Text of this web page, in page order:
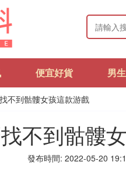
便宜好貨 男
不到骷髏女孩這款游戲
不到骷髏
發布時間: 2022-05-20